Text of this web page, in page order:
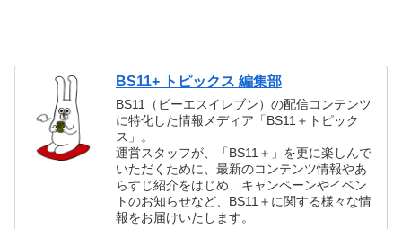
BS11+ トピックス 編集部
BS11（ビーエスイレブン）の配信コンテンツ
に特化した情報メディア「BS11＋トピック
ス」。
運営スタッフが、「BS11＋」を更に楽しんで
いただくために、最新のコンテンツ情報やあ
らすじ紹介をはじめ、キャンペーンやイベン
トのお知らせなど、BS11＋に関する様々な情
報をお届けいたします。